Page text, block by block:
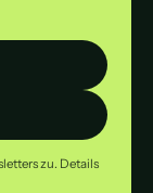
zu. Details